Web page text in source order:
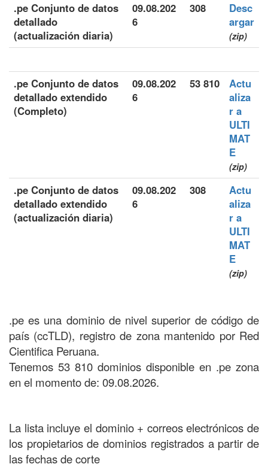
.pe Conjunto de datos
detallado
(actualización diaria)
09.08.202
6
308
Desc
argar
(zip)
.pe Conjunto de datos
detallado extendido
(Completo)
09.08.202
6
53 810
Actu
aliza
r a
ULTI
MAT
E
(zip)
.pe Conjunto de datos
detallado extendido
(actualización diaria)
09.08.202
6
308
Actu
aliza
r a
ULTI
MAT
E
(zip)
.pe es una dominio de nivel superior de código de
país (ccTLD), registro de zona mantenido por Red
Cientifica Peruana.
Tenemos 53 810 dominios disponible en .pe zona
en el momento de: 09.08.2026.
La lista incluye el dominio + correos electrónicos de
los propietarios de dominios registrados a partir de
las fechas de corte